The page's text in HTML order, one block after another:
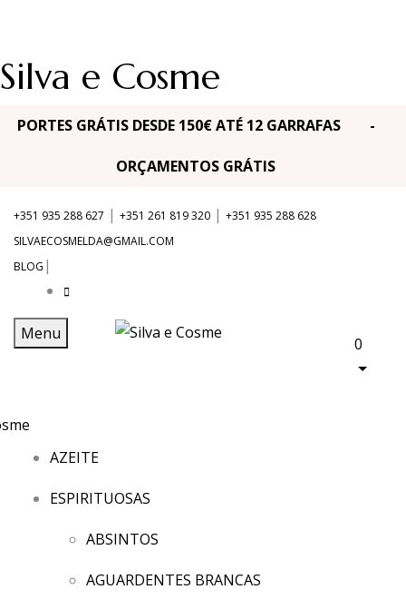
Silva e Cosme
PORTES GRÁTIS DESDE 150€ ATÉ 12 GARRAFAS -
ORÇAMENTOS GRÁTIS
+351 935 288 627 | +351 261 819 320 | +351 935 288 628
SILVAECOSMELDA@GMAIL.COM
BLOG |
Menu
0
AZEITE
ESPIRITUOSAS
ABSINTOS
AGUARDENTES BRANCAS